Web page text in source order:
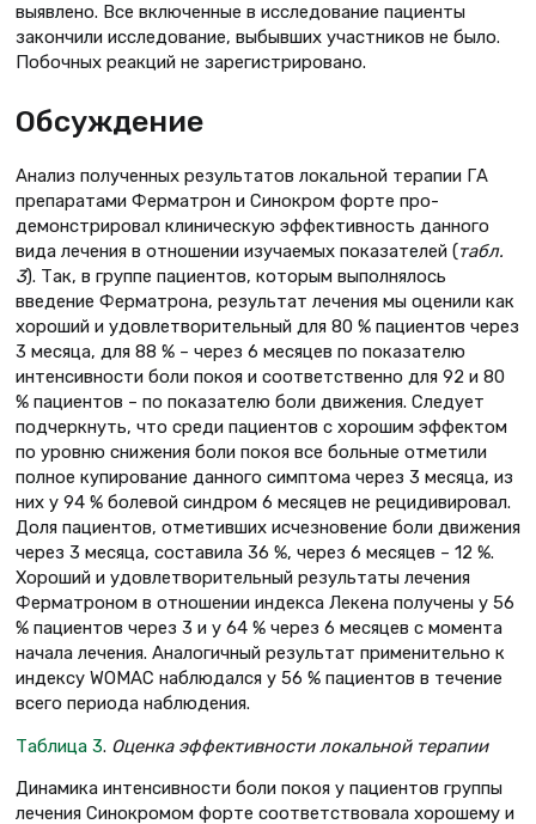
выявлено. Все включенные в иссле­дование пациенты
закончили исследо­вание, выбывших участников не было.
Побочных реакций не зарегистриро­вано.
Обсуждение
Анализ полученных результатов локальной терапии ГА
препаратами Ферматрон и Синокром форте про­
демонстрировал клиническую эффек­тивность данного
вида лечения в отношении изучаемых показателей (табл.
3). Так, в группе пациентов, которым выполнялось
введение Ферматрона, результат лечения мы оценили как
хороший и удовлетвори­тельный для 80 % пациентов через
3 ме­сяца, для 88 % – через 6 месяцев по показателю
интенсивности боли покоя и соответственно для 92 и 80
% паци­ентов – по показателю боли движения. Следует
подчеркнуть, что среди паци­ентов с хорошим эффектом
по уров­ню снижения боли покоя все больные отметили
полное купирование данно­го симптома через 3 месяца, из
них у 94 % болевой синдром 6 месяцев не рецидивировал.
Доля пациентов, отметивших исчезновение боли дви­жения
через 3 месяца, составила 36 %, через 6 месяцев – 12 %.
Хороший и удовлетворительный результаты лече­ния
Ферматроном в отношении индек­са Лекена получены у 56
% пациентов через 3 и у 64 % через 6 месяцев с момента
начала лечения. Аналогичный результат применительно к
индексу WOMAC наблюдался у 56 % пациентов в течение
всего периода наблюдения.
Таблица 3. Оценка эффективности локальной терапии
Динамика интенсивности боли покоя у пациентов группы
лечения Синокромом форте соответствова­ла хорошему и